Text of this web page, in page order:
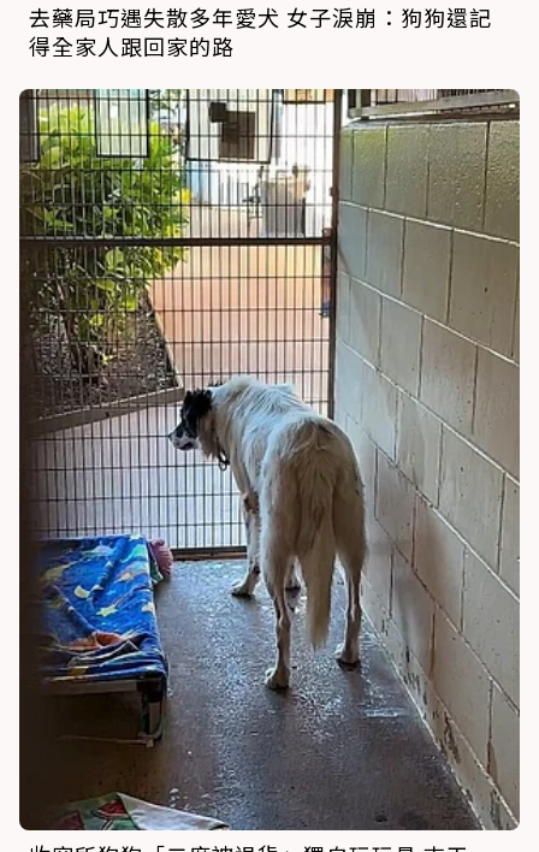
去藥局巧遇失散多年愛犬 女子淚崩：狗狗還記
得全家人跟回家的路